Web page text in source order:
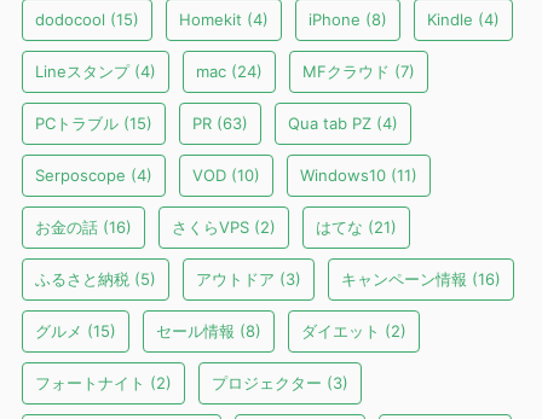
dodocool (15) Homekit (4) iPhone (8) Kindle (4)
Lineスタンプ(4) mac (24) MFクラウド (7)
PCトラブル (15) PR (63) Qua tab PZ (4)
Serposcope (4) VOD (10) Windows10 (11)
お金の話 (16) さくらVPS (2) はてな (21)
ふるさと納税 (5) アウトドア (3) キャンペーン情報 (16)
グルメ (15) セール情報 (8) ダイエット (2)
フォートナイト (2) プロジェクター (3)